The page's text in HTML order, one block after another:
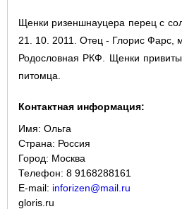
Щенки ризеншнауцера перец с
21. 10. 2011. Отец - Глорис Фарс,
Родословная РКФ. Щенки
питомца.
Контактная информация:
Имя: Ольга
Страна: Россия
Город: Москва
Телефон: 8 9168288161
E-mail: inforizen@mail.ru
gloris.ru